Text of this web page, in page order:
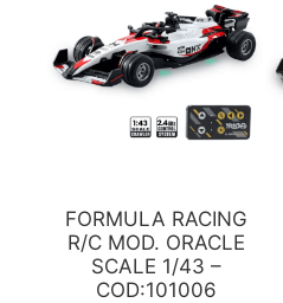
FORMULA RACING
R/C MOD. ORACLE
SCALE 1/43 –
COD:101006